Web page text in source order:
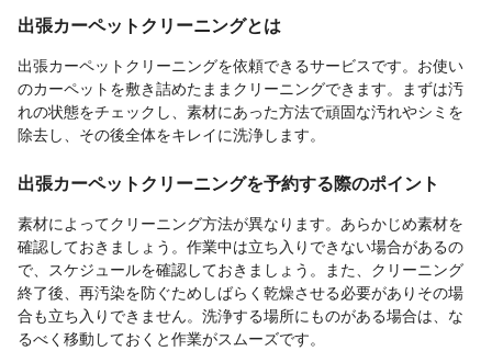
出張カーペットクリーニングとは
出張カーペットクリーニングを依頼できるサービスです。お使い
のカーペットを敷き詰めたままクリーニングできます。まずは汚
れの状態をチェックし、素材にあった方法で頑固な汚れやシミを
除去し、その後全体をキレイに洗浄します。
出張カーペットクリーニングを予約する際のポイント
素材によってクリーニング方法が異なります。あらかじめ素材を
確認しておきましょう。作業中は立ち入りできない場合があるの
で、スケジュールを確認しておきましょう。また、クリーニング
終了後、再汚染を防ぐためしばらく乾燥させる必要がありその場
合も立ち入りできません。洗浄する場所にものがある場合は、な
るべく移動しておくと作業がスムーズです。